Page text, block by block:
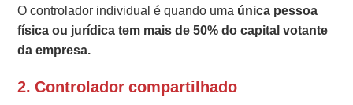
O controlador individual é quando uma única pessoa
física ou jurídica tem mais de 50% do capital votante
da empresa.
2. Controlador compartilhado